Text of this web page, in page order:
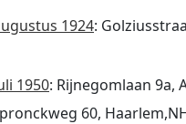
1924:
1950: Rijnegomlaan 9a,
60,